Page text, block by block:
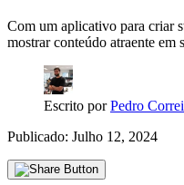
Com um aplicativo para criar
mostrar conteúdo atraente em
Escrito porPedro
Publicado: Julho 12, 2024